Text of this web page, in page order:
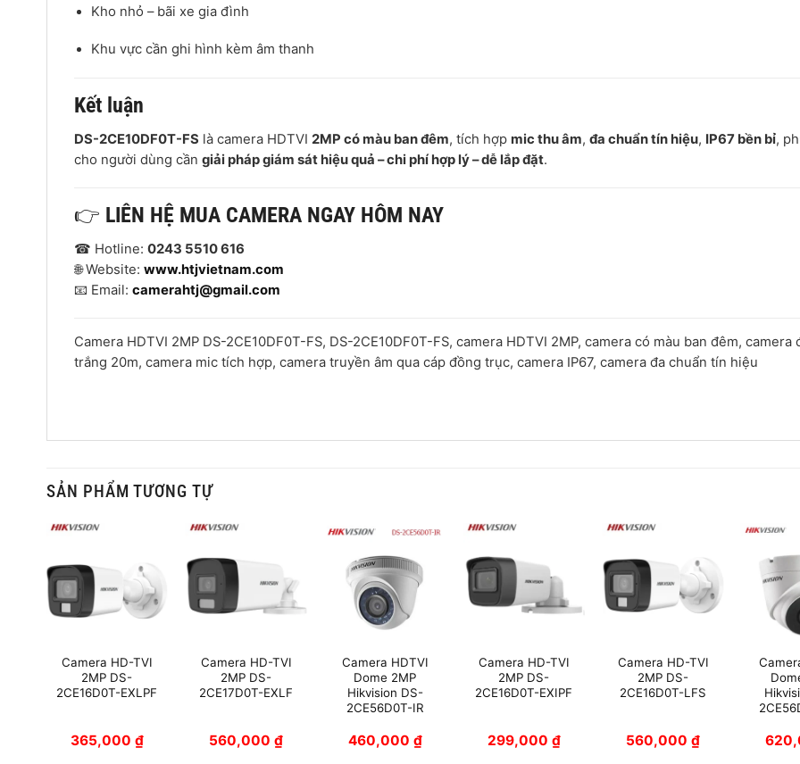
Kho nhỏ – bãi xe gia đình
Khu vực cần ghi hình kèm âm thanh
Kết luận
DS-2CE10DF0T-FS là camera HDTVI 2MP có màu ban đêm, tích hợp mic thu âm, đa chuẩn tín hiệu, IP67 bền bỉ,
cho người dùng cần giải pháp giám sát hiệu quả – chi phí hợp lý – dễ lắp đặt.
👉 LIÊN HỆ MUA CAMERA NGAY HÔM NAY
☎ Hotline: 0243 5510 616
🌐 Website: www.htjvietnam.com
📧 Email: camerahtj@gmail.com
Camera HDTVI 2MP DS-2CE10DF0T-FS, DS-2CE10DF0T-FS, camera HDTVI 2MP, camera có màu ban đêm, camera
trắng 20m, camera mic tích hợp, camera truyền âm qua cáp đồng trục, camera IP67, camera đa chuẩn tín hiệu
SẢN PHẨM TƯƠNG TỰ
Camera HD-TVI
2MP DS-
2CE16D0T-EXLPF
365,000 ₫
Camera HD-TVI
2MP DS-
2CE17D0T-EXLF
560,000₫
Camera HDTVI
Dome 2MP
Hikvision DS-
2CE56D0T-IR
460,000 ₫
Camera HD-TVI
2MP DS-
2CE16D0T-EXIPF
299,000 ₫
Camera HD-TVI
2MP DS-
2CE16D0T-LFS
560,000₫